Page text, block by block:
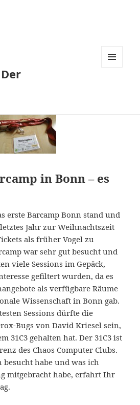
in Bonn – es
erste Barcamp Bonn stand und
Jahr zur Weihnachtszeit
als früher Vogel zu
war sehr gut besucht und
viele Sessions im Gepäck,
gefiltert wurden, da es
als verfügbare Räume
Wissenschaft in Bonn gab.
Sessions dürfte die
Bugs von David Kriesel sein,
31C3 gehalten hat. Der 31C3 ist
des Chaos Computer Clubs.
besucht habe und was ich
mitgebracht habe, erfahrt Ihr